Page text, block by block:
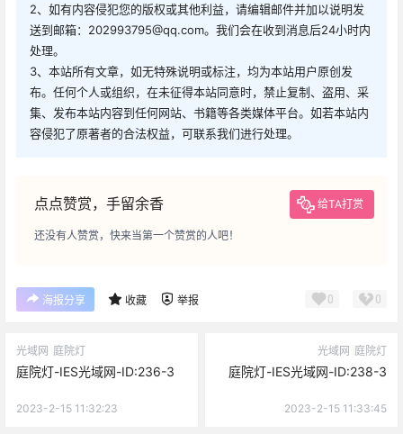
2、如有内容侵犯您的版权或其他利益，请编辑邮件并加以说明发
送到邮箱：202993795@qq.com。我们会在收到消息后24小时内
处理。
3、本站所有文章，如无特殊说明或标注，均为本站用户原创发
布。任何个人或组织，在未征得本站同意时，禁止复制、盗用、采
集、发布本站内容到任何网站、书籍等各类媒体平台。如若本站内
容侵犯了原著者的合法权益，可联系我们进行处理。
点点赞赏，手留余香 给TA打赏
还没有人赞赏，快来当第一个赞赏的人吧！
海报分享 收藏 举报 0 0
光域网 庭院灯
庭院灯-IES光域网-ID:236-3
2023-2-15 11:32:23
光域网 庭院灯
庭院灯-IES光域网-ID:238-3
2023-2-15 11:33:45